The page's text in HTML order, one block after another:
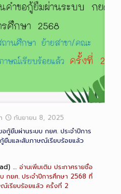
กันยายน 8, 2025
กู้ยืมผ่านระบบ กยศ. ประจำปีการ
มและสัมภาษณ์เรียบร้อยแล้ว
… อ่านเพิ่มเติม ประกาศรายชื่อ
กยศ. ประจำปีการศึกษา 2568 ที่
เรียบร้อยแล้ว ครั้งที่ 2